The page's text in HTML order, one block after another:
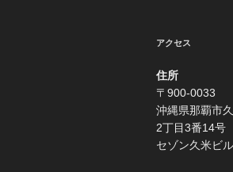
アクセス
住所
〒900-0033
沖縄県那覇市
2丁目3番14号
セゾン久米ビ